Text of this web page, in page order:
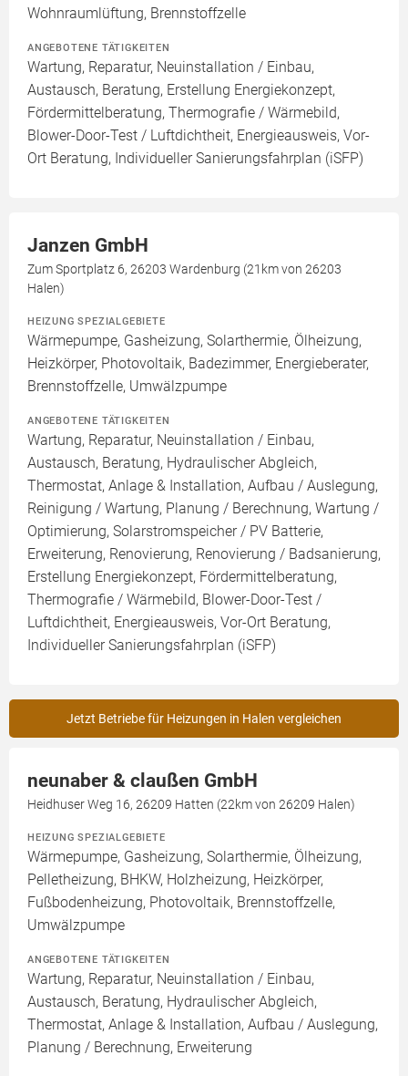
Wohnraumlüftung, Brennstoffzelle
ANGEBOTENE TÄTIGKEITEN
Wartung, Reparatur, Neuinstallation / Einbau,
Austausch, Beratung, Erstellung Energiekonzept,
Fördermittelberatung, Thermografie / Wärmebild,
Blower-Door-Test / Luftdichtheit, Energieausweis, Vor-
Ort Beratung, Individueller Sanierungsfahrplan (iSFP)
Janzen GmbH
Zum Sportplatz 6, 26203 Wardenburg (21km von 26203
Halen)
HEIZUNG SPEZIALGEBIETE
Wärmepumpe, Gasheizung, Solarthermie, Ölheizung,
Heizkörper, Photovoltaik, Badezimmer, Energieberater,
Brennstoffzelle, Umwälzpumpe
ANGEBOTENE TÄTIGKEITEN
Wartung, Reparatur, Neuinstallation / Einbau,
Austausch, Beratung, Hydraulischer Abgleich,
Thermostat, Anlage & Installation, Aufbau / Auslegung,
Reinigung / Wartung, Planung / Berechnung, Wartung /
Optimierung, Solarstromspeicher / PV Batterie,
Erweiterung, Renovierung, Renovierung / Badsanierung,
Erstellung Energiekonzept, Fördermittelberatung,
Thermografie / Wärmebild, Blower-Door-Test /
Luftdichtheit, Energieausweis, Vor-Ort Beratung,
Individueller Sanierungsfahrplan (iSFP)
Jetzt Betriebe für Heizungen in Halen vergleichen
neunaber & claußen GmbH
Heidhuser Weg 16, 26209 Hatten (22km von 26209 Halen)
HEIZUNG SPEZIALGEBIETE
Wärmepumpe, Gasheizung, Solarthermie, Ölheizung,
Pelletheizung, BHKW, Holzheizung, Heizkörper,
Fußbodenheizung, Photovoltaik, Brennstoffzelle,
Umwälzpumpe
ANGEBOTENE TÄTIGKEITEN
Wartung, Reparatur, Neuinstallation / Einbau,
Austausch, Beratung, Hydraulischer Abgleich,
Thermostat, Anlage & Installation, Aufbau / Auslegung,
Planung / Berechnung, Erweiterung